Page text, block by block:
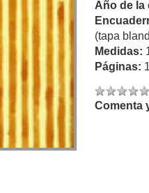
Año de la
(tapa
Medidas:
Páginas:
Comenta